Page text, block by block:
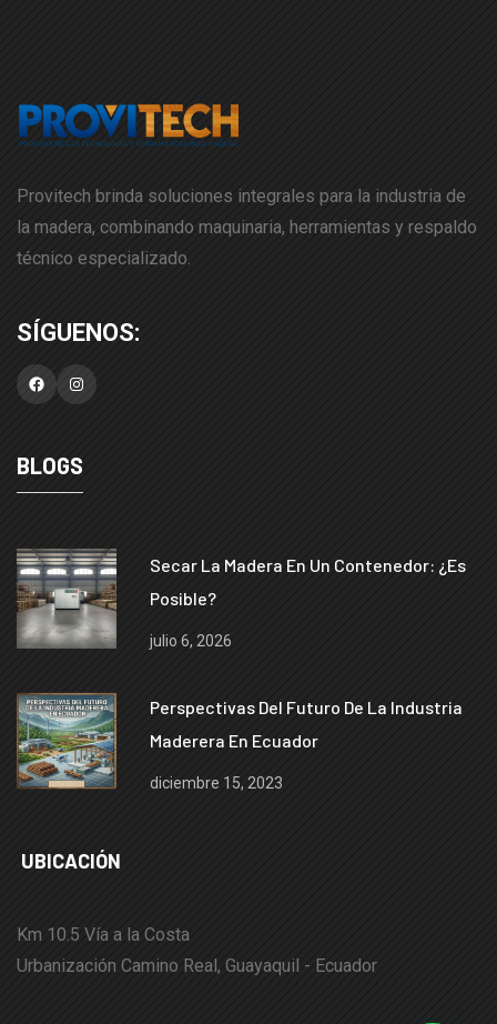
Provitech brinda soluciones integrales para la industria de
la madera, combinando maquinaria, herramientas y respaldo
técnico especializado.
FacebookInstagram
BLOGS
Secar La Madera En Un Contenedor: ¿es
Posible?
julio 6, 2026
Perspectivas Del Futuro De La Industria
Maderera En Ecuador
diciembre 15, 2023
UBICACIÓN
Km 10.5 Vía a la Costa
Urbanización Camino Real, Guayaquil - Ecuador